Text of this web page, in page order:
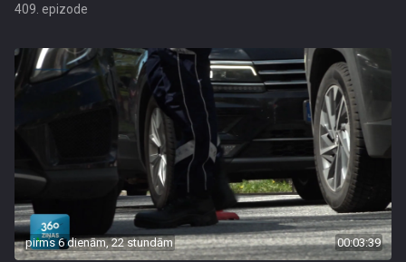
409. epizode
pirms 6 dienām, 22 stundām 00:03:39